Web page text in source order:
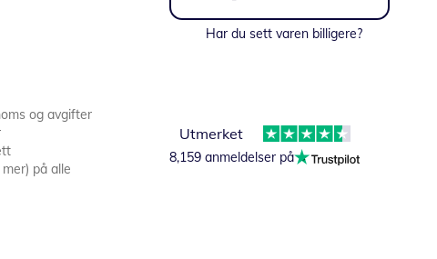
Har du sett varen billigere?
og avgifter
på alle
Utmerket
8,159 anmeldelser på